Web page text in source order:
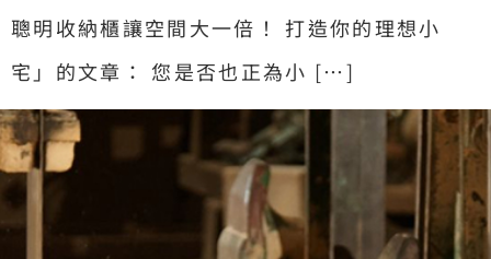
聰明收納櫃讓空間大一倍！ 打造你的理想小
宅」的文章： 您是否也正為小 […]